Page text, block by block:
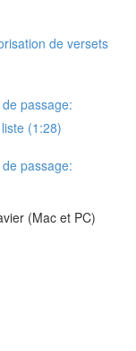
de versets
passage:
(1:28)
passage:
(Mac et PC)